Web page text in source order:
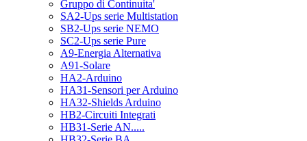
Gruppo di Continuita'
SA2-Ups serie Multistation
SB2-Ups serie NEMO
SC2-Ups serie Pure
A9-Energia Alternativa
A91-Solare
HA2-Arduino
HA31-Sensori per Arduino
HA32-Shields Arduino
HB2-Circuiti Integrati
HB31-Serie AN.....